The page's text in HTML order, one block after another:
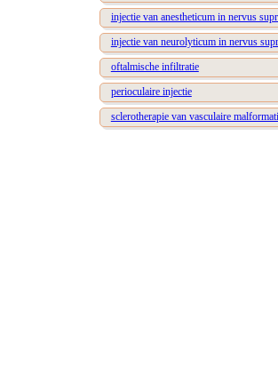
injectie van anestheticum in nervus
injectie van neurolyticum in nervus
oftalmische infiltratie
perioculaire injectie
sclerotherapie van vasculaire